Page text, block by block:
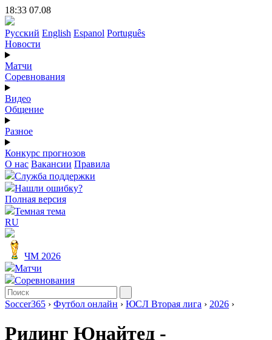
18:33 07.08
Русский English Espanol Português
Новости
Матчи
Соревнования
Видео
Общение
Разное
Конкурс прогнозов
О нас Вакансии Правила
Служба поддержки
Нашли ошибку?
Полная версия
Темная тема
RU
ЧМ 2026
Матчи
Соревнования
Soccer365 › Футбол онлайн › ЮСЛ Вторая лига › 2026 ›
Ридинг Юнайтед -